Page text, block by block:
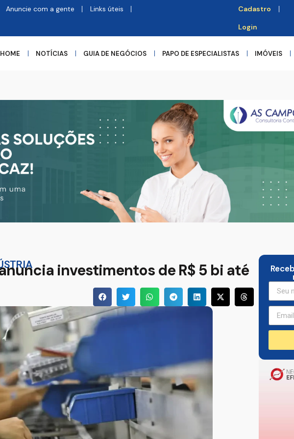
Anuncie com a gente Links úteis Cadastro
Login
HOME NOTÍCIAS GUIA DE NEGÓCIOS PAPO DE ESPECIALISTAS IMÓVEIS
investimentos de R$ 5 bi até